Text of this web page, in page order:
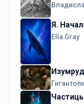
Я.
Ella Gray